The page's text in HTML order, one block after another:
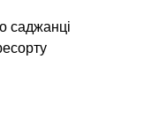
саджанці